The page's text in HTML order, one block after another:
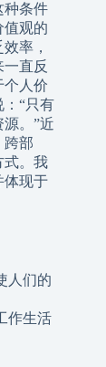
种条件
值观的
率，
直反
个人价
“只有
。”近
跨部
式。我
体现于
人们的
作生活